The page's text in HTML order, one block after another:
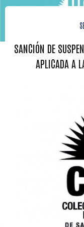
SANCIÓN DE
APLICADA A